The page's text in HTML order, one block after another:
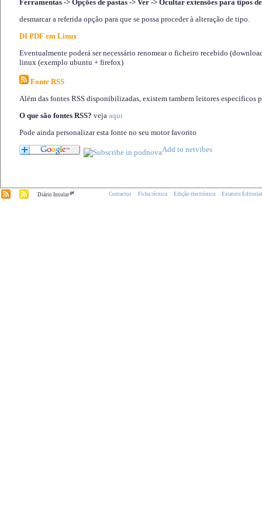
Ferramentas -> Opções de pastas -> Ver -> Ocultar extensões para tipos
desmarcar a referida opção para que se possa proceder à alteração de tipo.
DI PDF em Linux
Eventualmente poderá ser necessário renomear o ficheiro recebido
linux (exemplo ubuntu + firefox)
Fonte RSS
Além das fontes RSS disponibilizadas, existem tambem leitores especificos
O que são fontes RSS? veja aqui
Pode ainda personalizar esta fonte no seu motor favorito
Diário Insular.pt Contactos Ficha técnica Edição electrónica Estatuto Editorial